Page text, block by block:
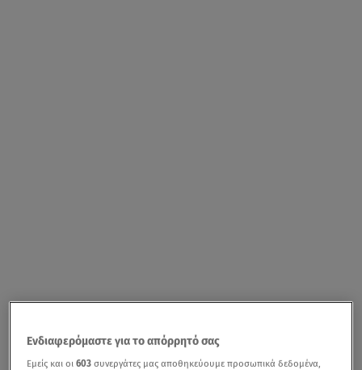
Ενδιαφερόμαστε για το απόρρητό σας
Εμείς και οι603 συνεργάτες μας αποθηκεύουμε προσωπικά δεδομένα,